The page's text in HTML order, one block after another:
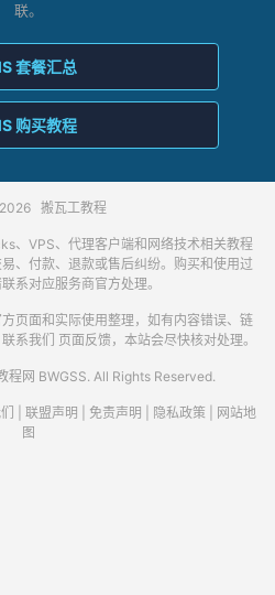
联。
套餐汇总
购买教程
搬瓦工教程
、VPS、代理客户端和网络技术相关教程
、付款、退款或售后纠纷。购买和使用过
系对应服务商官方处理。
页面和实际使用整理，如有内容错误、链
联系我们 页面反馈，本站会尽快核对处理。
网 BWGSS. All Rights Reserved.
联盟声明 免责声明 隐私政策
网站地
图